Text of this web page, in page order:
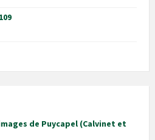
de Puycapel (Calvinet et